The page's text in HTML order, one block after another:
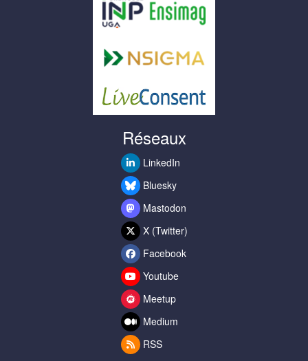
Réseaux
LinkedIn
Bluesky
Mastodon
X (Twitter)
Facebook
Youtube
Meetup
Medium
RSS